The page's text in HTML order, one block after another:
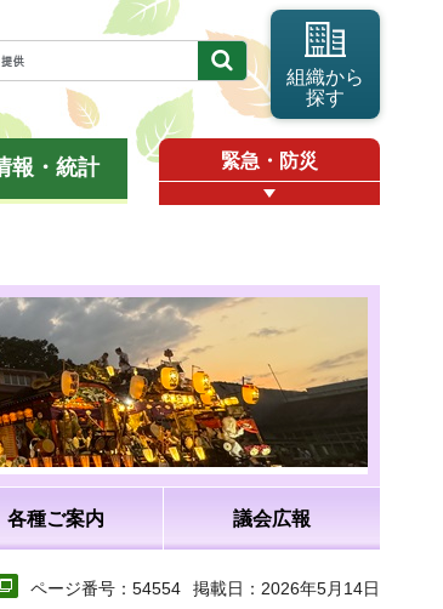
組織から
探す
報・統計 緊急・防災
各種ご案内 議会広報
ページ番号：54554 掲載日：2026年5月14日